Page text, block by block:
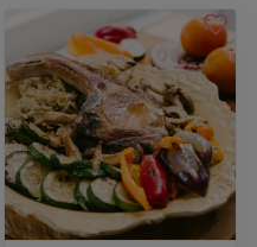
烘焙
沖泡飲品
支持本土農糧
能源議題
減塑減廢
食農教育